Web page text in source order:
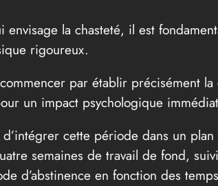
envisage la chasteté, il est
rigoureux.
par établir précisément
un impact psychologique
cette période dans un
semaines de travail de fond,
d’abstinence en fonction des